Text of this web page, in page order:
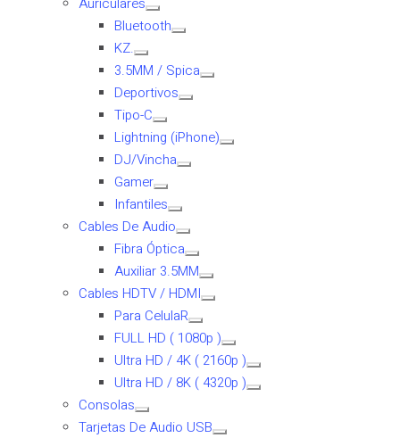
Bluetooth
KZ.
3.5MM / Spica
Deportivos
Tipo-C
Lightning (iPhone)
DJ/Vincha
Gamer
Infantiles
Cables De Audio
Fibra Óptica
Auxiliar 3.5MM
Cables HDTV / HDMI
Para CelulaR
FULL HD ( 1080p )
Ultra HD / 4K ( 2160p )
Ultra HD / 8K ( 4320p )
Consolas
Tarjetas De Audio USB